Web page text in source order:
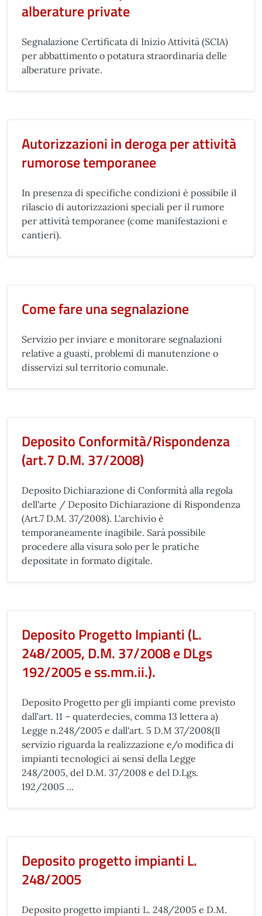
alberature private
Segnalazione Certificata di Inizio Attività (SCIA)
per abbattimento o potatura straordinaria delle
alberature private.
Autorizzazioni in deroga per attività
rumorose temporanee
In presenza di specifiche condizioni è possibile il
rilascio di autorizzazioni speciali per il rumore
per attività temporanee (come manifestazioni e
cantieri).
Come fare una segnalazione
Servizio per inviare e monitorare segnalazioni
relative a guasti, problemi di manutenzione o
disservizi sul territorio comunale.
Deposito Conformità/Rispondenza
(art.7 D.M. 37/2008)
Deposito Dichiarazione di Conformità alla regola
dell'arte / Deposito Dichiarazione di Rispondenza
(Art.7 D.M. 37/2008). L'archivio è
temporaneamente inagibile. Sarà possibile
procedere alla visura solo per le pratiche
depositate in formato digitale.
Deposito Progetto Impianti (L.
248/2005, D.M. 37/2008 e DLgs
192/2005 e ss.mm.ii.).
Deposito Progetto per gli impianti come previsto
dall'art. 11 – quaterdecies, comma 13 lettera a)
Legge n.248/2005 e dall'art. 5 D.M 37/2008(Il
servizio riguarda la realizzazione e/o modifica di
impianti tecnologici ai sensi della Legge
248/2005, del D.M. 37/2008 e del D.Lgs.
192/2005 ...
Deposito progetto impianti L.
248/2005
Deposito progetto impianti L. 248/2005 e D.M.